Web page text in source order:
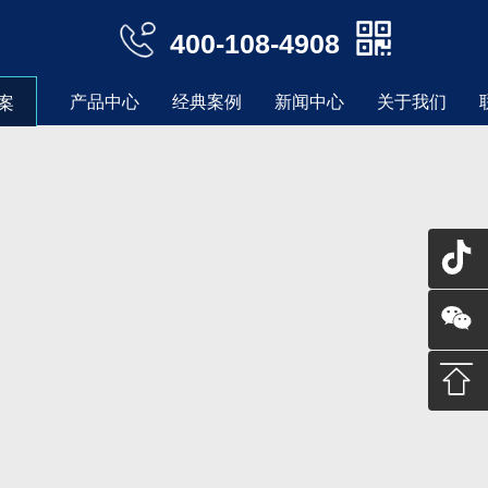
产品中心 经典案例 新闻中心 关于我们
400-108-4908